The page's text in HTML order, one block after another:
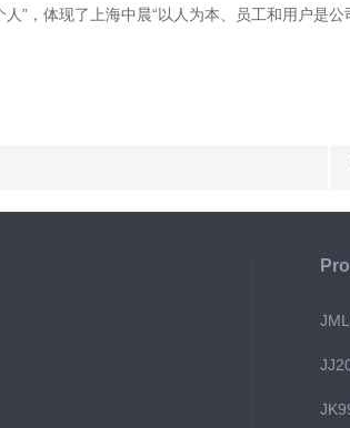
”，体现了上海中晨“以人为本、员工和用户是公